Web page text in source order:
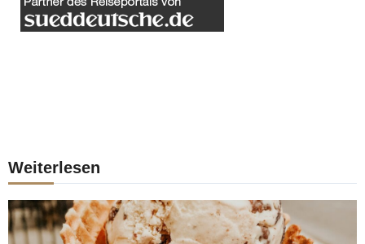
Weiterlesen